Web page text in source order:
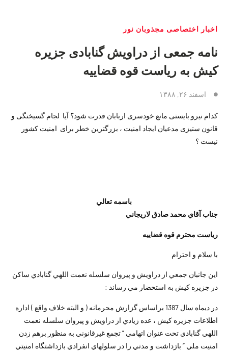
اخبار اختصاصی مجذوبان نور
نامه جمعی از دراویش گنابادی جزیره
کیش به رياست قوه قضاييه
اسفند ۲۶, ۱۳۸۸
کدام نیرو بایستی مانع خودسری اربابان قدرت شود؟ آیا لجام گسیختگی و
قانون ستیزی مدعیان ایجاد امنیت ، بزرگترین خطر برای امنیت کشور
نیست ؟
باسمه تعالي
جناب آقاي محمد صادق لاريجاني
رياست محترم قوه قضاييه
با سلام و احترام
اين جانبان جمعي از دراويش و پيروان سلسله نعمت اللهي گنابادي ساكن
در جزيره كيش به استحضار مي رساند :
در ديماه سال 1387 براساس گزارش محرمانه ( و البته خلاف واقع ) اداره
اطلاعات جزيره كيش ، عده زيادي از دراويش و پيروان سلسله نعمت
اللهي گنابادي تحت عنوان اتهامي ” تجمع غيرقانوني به منظور برهم زدن
امنيت ملي ” بازداشت و مدتي را در سلولهاي انفرادي بازداشتگاه امنيتي